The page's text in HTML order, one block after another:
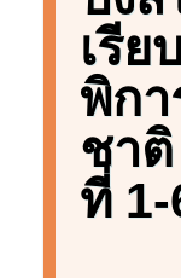
เรี
พิก
ชาติ
ที่